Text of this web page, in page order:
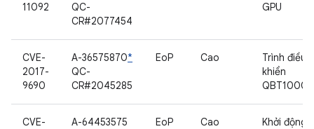
11092
QC-
CR#2077454
GPU
CVE-
2017-
9690
A-36575870*
QC-
CR#2045285
EoP Cao
Trình điều
khiển
QBT1000
CVE-
A-64453575
EoP Cao
Khởi động